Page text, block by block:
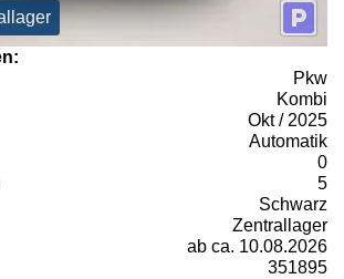
Pkw
Kombi
Okt / 2025
Automatik
0
5
Schwarz
Zentrallager
ab ca. 10.08.2026
351895